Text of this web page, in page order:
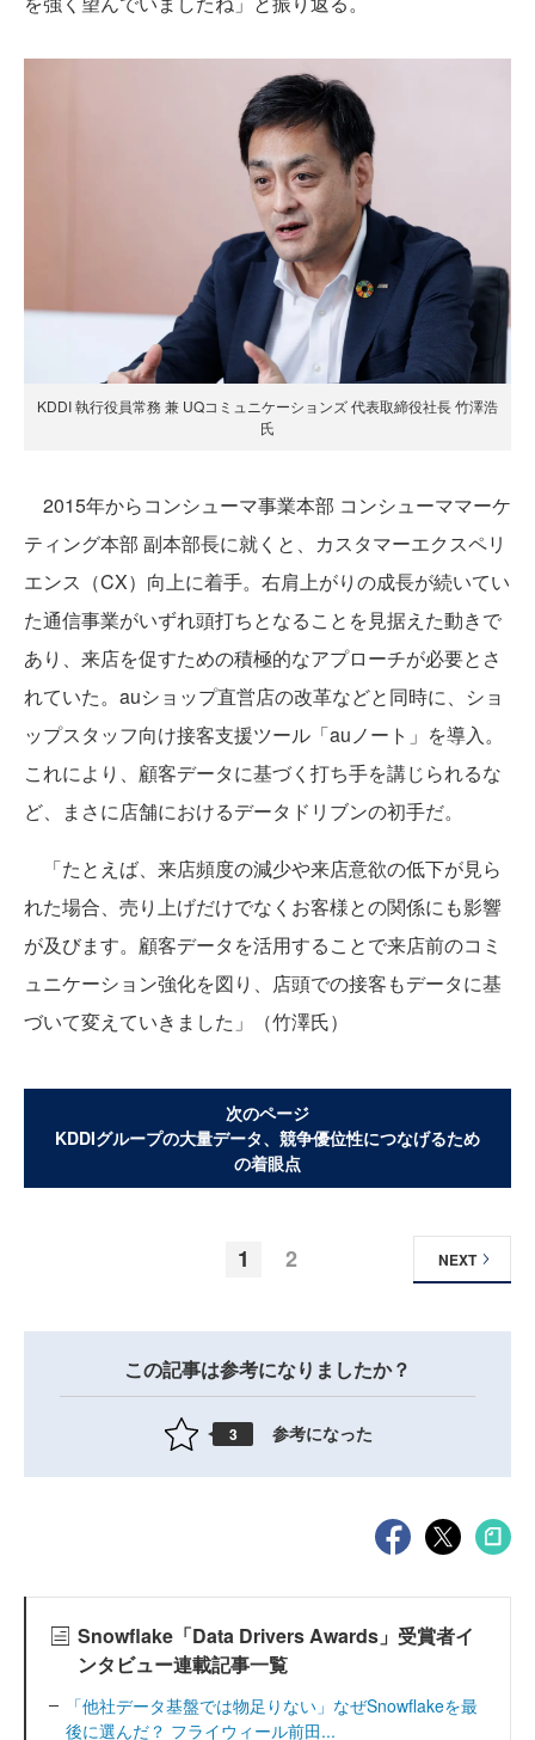
KDDI 執行役員常務 兼 UQコミュニケーションズ 代表取締役社長 竹澤浩
氏
2015年からコンシューマ事業本部 コンシューママーケ
ティング本部 副本部長に就くと、カスタマーエクスペリ
エンス（CX）向上に着手。右肩上がりの成長が続いてい
た通信事業がいずれ頭打ちとなることを見据えた動きで
あり、来店を促すための積極的なアプローチが必要とさ
れていた。auショップ直営店の改革などと同時に、ショ
ップスタッフ向け接客支援ツール「auノート」を導入。
これにより、顧客データに基づく打ち手を講じられるな
ど、まさに店舗におけるデータドリブンの初手だ。
「たとえば、来店頻度の減少や来店意欲の低下が見ら
れた場合、売り上げだけでなくお客様との関係にも影響
が及びます。顧客データを活用することで来店前のコミ
ュニケーション強化を図り、店頭での接客もデータに基
づいて変えていきました」（竹澤氏）
次のページ
KDDIグループの大量データ、競争優位性につなげるため
の着眼点
1 2 NEXT
この記事は参考になりましたか？
3 参考になった
Snowflake「Data Drivers Awards」受賞者イ
ンタビュー連載記事一覧
「他社データ基盤では物足りない」なぜSnowflakeを最
後に選んだ？ フライウィール前田...